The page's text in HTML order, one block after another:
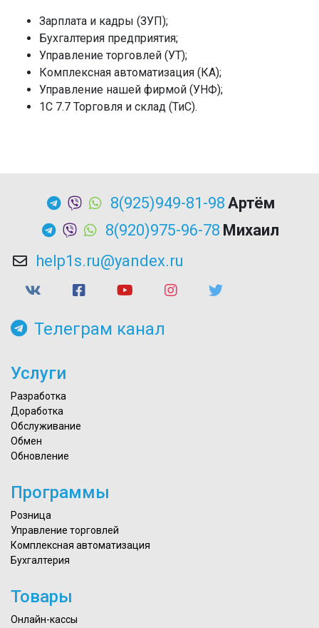
Зарплата и кадры (ЗУП);
Бухгалтерия предприятия;
Управление торговлей (УТ);
Комплексная автоматизация (КА);
Управление нашей фирмой (УНФ);
1C 7.7 Торговля и склад (ТиС).
8(925)949-81-98 Артём
8(920)975-96-78 Михаил
help1s.ru@yandex.ru
Телеграм канал
Услуги
Разработка
Доработка
Обслуживание
Обмен
Обновление
Программы
Розница
Управление торговлей
Комплексная автоматизация
Бухгалтерия
Товары
Онлайн-кассы